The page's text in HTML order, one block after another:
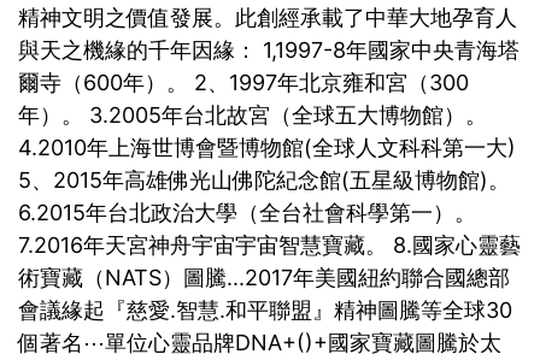
精神文明之價值發展。此創經承載了中華大地孕育人
與天之機緣的千年因緣： 1,1997-8年國家中央青海塔
爾寺（600年）。 2、1997年北京雍和宮（300
年）。 3.2005年台北故宮（全球五大博物館）。
4.2010年上海世博會暨博物館(全球人文科科第一大)
5、2015年高雄佛光山佛陀紀念館(五星級博物館)。
6.2015年台北政治大學（全台社會科學第一）。
7.2016年天宮神舟宇宙宇宙智慧寶藏。 8.國家心靈藝
術寶藏（NATS）圖騰...2017年美國紐約聯合國總部
會議緣起『慈愛.智慧.和平聯盟』精神圖騰等全球30
個著名⋯單位心靈品牌DNA+()+國家寶藏圖騰於太